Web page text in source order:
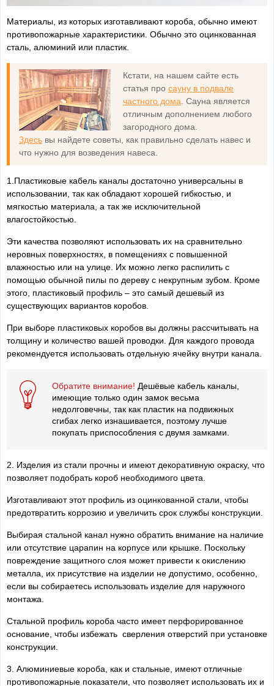
Материалы, из которых изготавливают короба, обычно имеют
противопожарные характеристики. Обычно это оцинкованная
сталь, алюминий или пластик.
Кстати, на нашем сайте есть
статья про сауну в подвале
частного дома. Сауна является
отличным дополнением любого
загородного дома.
Здесь вы найдете советы, как правильно сделать навес и
что нужно для возведения навеса.
1.Пластиковые кабель каналы достаточно универсальны в
использовании, так как обладают хорошей гибкостью, и
мягкостью материала, а так же исключительной
влагостойкостью.
Эти качества позволяют использовать их на сравнительно
неровных поверхностях, в помещениях с повышенной
влажностью или на улице. Их можно легко распилить с
помощью обычной пилы по дереву с некрупным зубом. Кроме
этого, пластиковый профиль – это самый дешевый из
существующих вариантов коробов.
При выборе пластиковых коробов вы должны рассчитывать на
толщину и количество вашей проводки. Для каждого провода
рекомендуется использовать отдельную ячейку внутри канала.
Обратите внимание! Дешёвые кабель каналы,
имеющие только один замок весьма
недолговечны, так как пластик на подвижных
сгибах легко изнашивается, поэтому лучше
покупать приспособления с двумя замками.
2. Изделия из стали прочны и имеют декоративную окраску, что
позволяет подобрать короб необходимого цвета.
Изготавливают этот профиль из оцинкованной стали, чтобы
предотвратить коррозию и увеличить срок службы конструкции.
Выбирая стальной канал нужно обратить внимание на наличие
или отсутствие царапин на корпусе или крышке. Поскольку
повреждение защитного слоя может привести к окислению
металла, их присутствие на изделии не допустимо, особенно,
если вы собираетесь использовать изделие для наружного
монтажа.
Стальной профиль короба часто имеет перфорированное
основание, чтобы избежать сверления отверстий при установке
конструкции.
3. Алюминиевые короба, как и стальные, имеют отличные
противопожарные показатели, что позволяет использовать их и